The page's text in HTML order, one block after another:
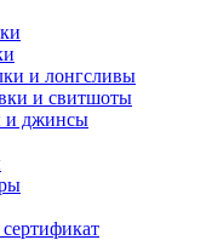
и лонгсливы
и свитшоты
джинсы